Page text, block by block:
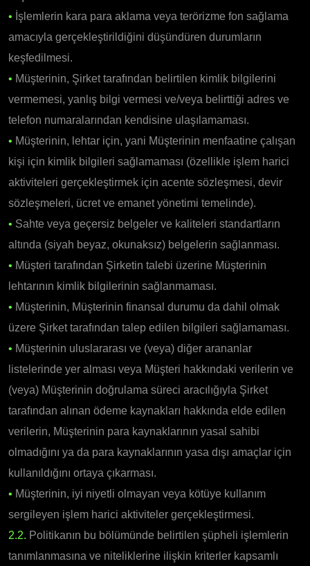
• İşlemlerin kara para aklama veya terörizme fon sağlama
amacıyla gerçekleştirildiğini düşündüren durumların
keşfedilmesi.
• Müşterinin, Şirket tarafından belirtilen kimlik bilgilerini
vermemesi, yanlış bilgi vermesi ve/veya belirttiği adres ve
telefon numaralarından kendisine ulaşılamaması.
• Müşterinin, lehtar için, yani Müşterinin menfaatine çalışan
kişi için kimlik bilgileri sağlamaması (özellikle işlem harici
aktiviteleri gerçekleştirmek için acente sözleşmesi, devir
sözleşmeleri, ücret ve emanet yönetimi temelinde).
• Sahte veya geçersiz belgeler ve kaliteleri standartların
altında (siyah beyaz, okunaksız) belgelerin sağlanması.
• Müşteri tarafından Şirketin talebi üzerine Müşterinin
lehtarının kimlik bilgilerinin sağlanmaması.
• Müşterinin, Müşterinin finansal durumu da dahil olmak
üzere Şirket tarafından talep edilen bilgileri sağlamaması.
• Müşterinin uluslararası ve (veya) diğer arananlar
listelerinde yer alması veya Müşteri hakkındaki verilerin ve
(veya) Müşterinin doğrulama süreci aracılığıyla Şirket
tarafından alınan ödeme kaynakları hakkında elde edilen
verilerin, Müşterinin para kaynaklarının yasal sahibi
olmadığını ya da para kaynaklarının yasa dışı amaçlar için
kullanıldığını ortaya çıkarması.
• Müşterinin, iyi niyetli olmayan veya kötüye kullanım
sergileyen işlem harici aktiviteler gerçekleştirmesi.
2.2. Politikanın bu bölümünde belirtilen şüpheli işlemlerin
tanımlanmasına ve niteliklerine ilişkin kriterler kapsamlı